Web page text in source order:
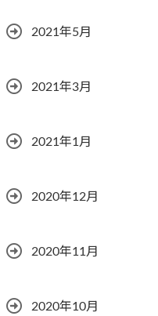
2021年5月
2021年3月
2021年1月
2020年12月
2020年11月
2020年10月